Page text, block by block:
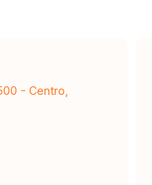
- Centro,